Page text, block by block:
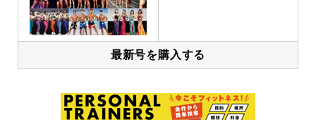
最新号を購入する